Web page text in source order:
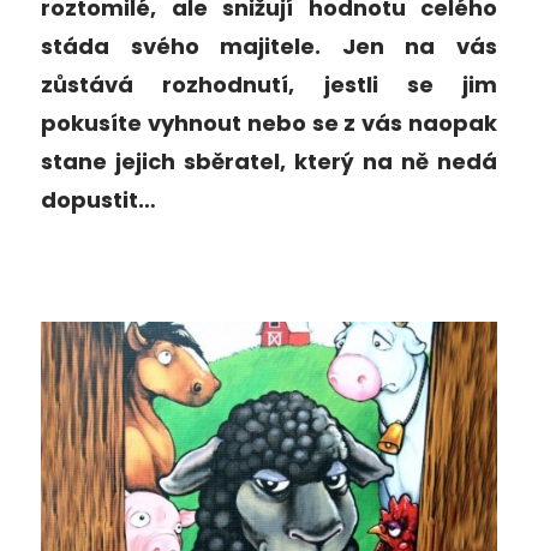
roztomilé, ale snižují hodnotu celého
stáda svého majitele. Jen na vás
zůstává rozhodnutí, jestli se jim
pokusíte vyhnout nebo se z vás naopak
stane jejich sběratel, který na ně nedá
dopustit…